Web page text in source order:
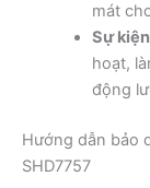
mát
Sự
hoạt,
động
Hướng dẫn bảo
SHD7757